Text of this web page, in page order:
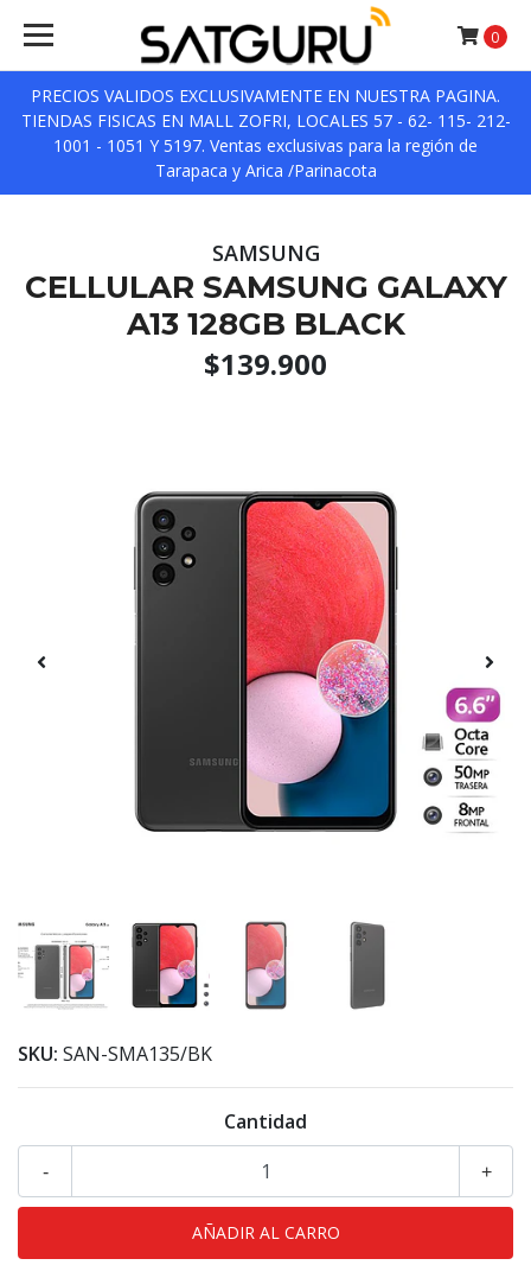
PRECIOS VALIDOS EXCLUSIVAMENTE EN NUESTRA PAGINA.
TIENDAS FISICAS EN MALL ZOFRI, LOCALES 57 - 62- 115- 212-
1001 - 1051 Y 5197. Ventas exclusivas para la región de
Tarapaca y Arica /Parinacota
0
SAMSUNG
CELLULAR SAMSUNG GALAXY
A13 128GB BLACK
$139.900
SKU: SAN-SMA135/BK
Cantidad
+
-